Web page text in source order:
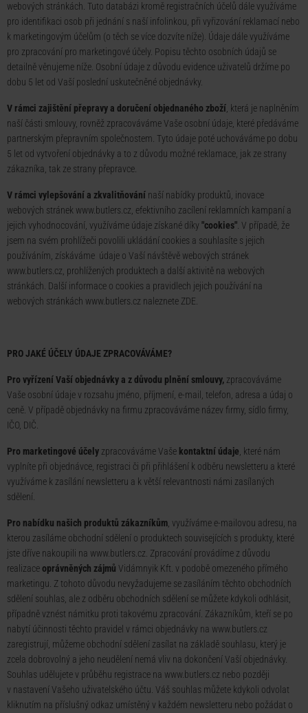
webových stránkách. Tuto databázi kromě registračních účelů dále využíváme
pro identifikaci osob při jednání s naší infolinkou, při vyřizování reklamací nebo
k marketingovým účelům (o těch se více dozvíte níže). Údaje dále využíváme
pro zpracování pro marketingové účely. Popisu těchto osobních údajů se
detailně věnujeme níže. Osobní údaje z důvodu evidence uživatelů držíme po
dobu 5 let od Vaší poslední uskutečněné objednávky.
V rámci zajištění přepravy a doručení objednaného zboží , která je naplněním
naší části smlouvy, rovněž zpracováváme Vaše osobní údaje, které předáváme
partnerským přepravním společnostem. Tyto údaje poté uchováváme po dobu
5 let od vytvoření objednávky a to z důvodu možné reklamace, jak ze strany
zákazníka, tak ze strany přepravce.
V rámci vylepšování a zkvalitňování naší nabídky produktů, inovace
webových stránek www.butlers.cz, efektivního zacílení reklamních kampaní a
jejich vyhodnocování, využíváme údaje získané díky "cookies" . V případě, že
jsem na svém prohlížeči povolili ukládání cookies a souhlasíte s jejich
používáním, získáváme údaje o Vaší návštěvě webových stránek
www.butlers.cz, prohlížených produktech a další aktivitě na webových
stránkách. Další informace o cookies a pravidlech jejich používání na
webových stránkách www.butlers.cz naleznete ZDE
PRO JAKÉ ÚČELY ÚDAJE ZPRACOVÁVÁME?
Pro vyřízení Vaší objednávky a z důvodu plnění smlouvy, zpracováváme
Vaše osobní údaje v rozsahu jméno, příjmení, e-mail, telefon, adresa a údaj o
ceně. V případě objednávky na firmu zpracováváme název firmy, sídlo firmy,
IČO, DIČ.
Pro marketingové účely zpracováváme Vaše kontaktní údaje , které nám
vyplníte při objednávce, registraci či při přihlášení k odběru newsletteru a které
využíváme k zasílání newsletteru a k větší relevantnosti námi zasílaných
sdělení.
Pro nabídku našich produktů zákazníkům , využíváme e-mailovou adresu, na
kterou zasíláme obchodní sdělení o produktech souvisejících s produkty, které
jste dříve nakoupili na www.butlers.cz. Zpracování provádíme z důvodu
realizaceoprávněných zájmů Vidámnyik Kft. v podobě omezeného přímého
marketingu. Z tohoto důvodu nevyžadujeme se zasíláním těchto obchodních
sdělení souhlas, ale z odběru obchodních sdělení se můžete kdykoli odhlásit,
případně vznést námitku proti takovému zpracování. Zákazníkům, kteří se po
nabytí účinnosti těchto pravidel v rámci objednávky na www.butlers.cz
zaregistrují, můžeme obchodní sdělení zasílat na základě souhlasu, který je
zcela dobrovolný a jeho neudělení nemá vliv na dokončení Vaší objednávky.
Souhlas udělujete v průběhu registrace na www.butlers.cz nebo později
v nastavení Vašeho uživatelského účtu. Váš souhlas můžete kdykoli odvolat
kliknutím na příslušný odkaz umístěný v každém newsletteru nebo požádat o